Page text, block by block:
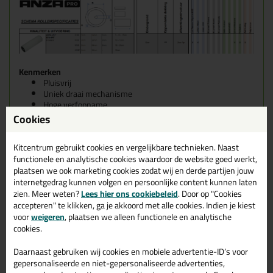
Kenmerken
Pluisvrij
Uniek draai mechanisme
Hoge verfopname
Snelle afgifte aan oppervlak
Gebruikschilderstapeen rol de viltroller in de
schilderstape. Haal vervolgens vervolgens de schilderstape
er weer af. Je zal zien dat er kleine pluisjes mee zal trekken.
Dit zorgt er voor dat de los zitten pluisjes niet in je schilder
of lakwerk terecht komen.
Gebruik deRollergripvoor het eenvoudig verwijderen van
verfrollers van de verfbeugel.
Verfbeugel
aan. Bekijk de informatie hieronder om te zien welke verfbeugel
bij je roller past.
Cookies
Kitcentrum gebruikt cookies en vergelijkbare technieken. Naast
functionele en analytische cookies waardoor de website goed werkt,
plaatsen we ook marketing cookies zodat wij en derde partijen jouw
internetgedrag kunnen volgen en persoonlijke content kunnen laten
zien. Meer weten?Lees hier ons cookiebeleid. Door op "Cookies
accepteren" te klikken, ga je akkoord met alle cookies. Indien je kiest
voorweigeren, plaatsen we alleen functionele en analytische
cookies.
Daarnaast gebruiken wij cookies en mobiele advertentie-ID’s voor
gepersonaliseerde en niet-gepersonaliseerde advertenties,